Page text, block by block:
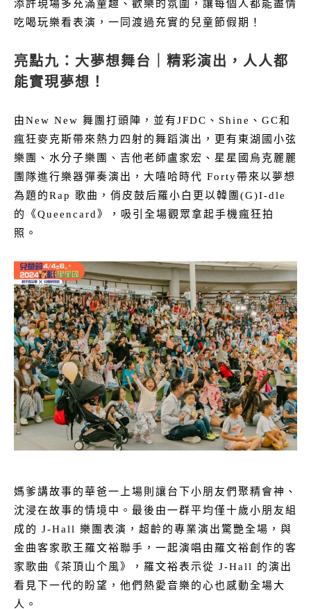
添許現場多充滿童趣、歡樂的氛圍，讓每個人都能盡情
吃喝玩樂看表演，一同渡過充實的兒童節假期！
亮點九：大夢想舞台｜精彩演出，人人都
能實現夢想！
由New New 舞團打頭陣，並有JFDC、Shine、GC和
瘋狂麥克斯帶來熱力四射的舞蹈演出，更有東湖國小弦
樂團、水分子樂團、吉他老師盧家宏、星星國烏克麗麗
團隊進行樂器彈奏演出，大嘻哈時代 Forty帶來以夢想
為題的Rap 歌曲，俏皮鼓后羅小白更以韓團(G)I-dle
的《Queencard》，吸引全場觀眾拿起手機瘋狂拍
照。
媽爹講故事的華爸一上場則讓台下小朋友們聚精會神、
沈浸在故事的情境中。最後由一群平均僅十歲小朋友組
成的 J-Hall 樂團表演，超齡的專業演出驚艷全場，與
金曲客家歌王羅文裕聯手，一起演唱由羅文裕創作的客
家歌曲《茶頂山个風》，羅文裕表示從 J-Hall 的演出
看見下一代的盼望，他們熱愛音樂的心也感動全場大
人。